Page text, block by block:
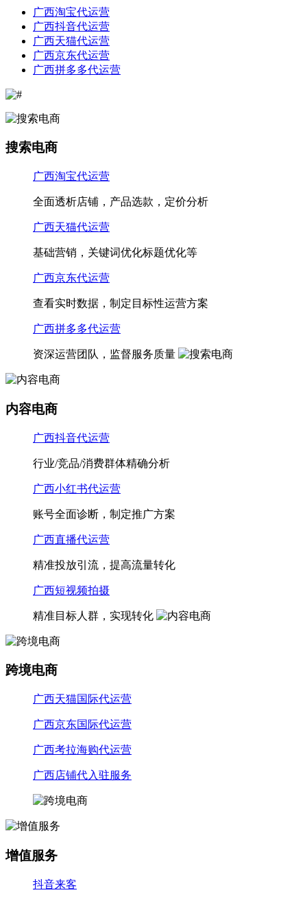
广西淘宝代运营
广西抖音代运营
广西天猫代运营
广西京东代运营
广西拼多多代运营
搜索电商
广西淘宝代运营
全面透析店铺，产品选款，定价分析
广西天猫代运营
基础营销，关键词优化标题优化等
广西京东代运营
查看实时数据，制定目标性运营方案
广西拼多多代运营
资深运营团队，监督服务质量
内容电商
广西抖音代运营
行业/竞品/消费群体精确分析
广西小红书代运营
账号全面诊断，制定推广方案
广西直播代运营
精准投放引流，提高流量转化
广西短视频拍摄
精准目标人群，实现转化
跨境电商
广西天猫国际代运营
广西京东国际代运营
广西考拉海购代运营
广西店铺代入驻服务
增值服务
抖音来客